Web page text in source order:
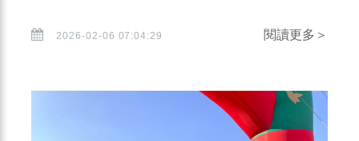
2026-02-06 07:04:29 閱讀更多＞